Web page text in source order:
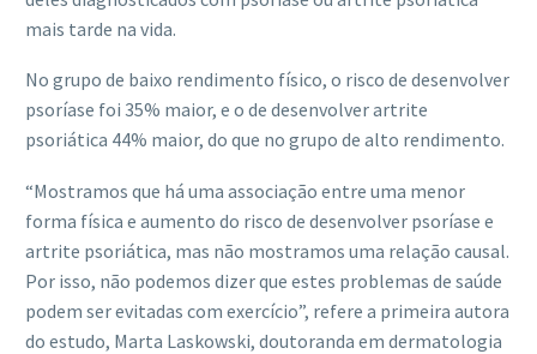
mais tarde na vida.
No grupo de baixo rendimento físico, o risco de desenvolver
psoríase foi 35% maior, e o de desenvolver artrite
psoriática 44% maior, do que no grupo de alto rendimento.
“Mostramos que há uma associação entre uma menor
forma física e aumento do risco de desenvolver psoríase e
artrite psoriática, mas não mostramos uma relação causal.
Por isso, não podemos dizer que estes problemas de saúde
podem ser evitadas com exercício”, refere a primeira autora
do estudo, Marta Laskowski, doutoranda em dermatologia